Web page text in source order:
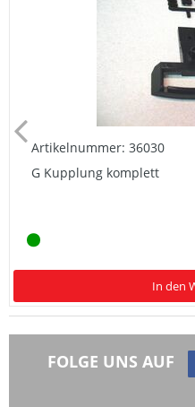
Artikelnummer: 36030
G Kupplung komplett
In den
FOLGE UNS AUF